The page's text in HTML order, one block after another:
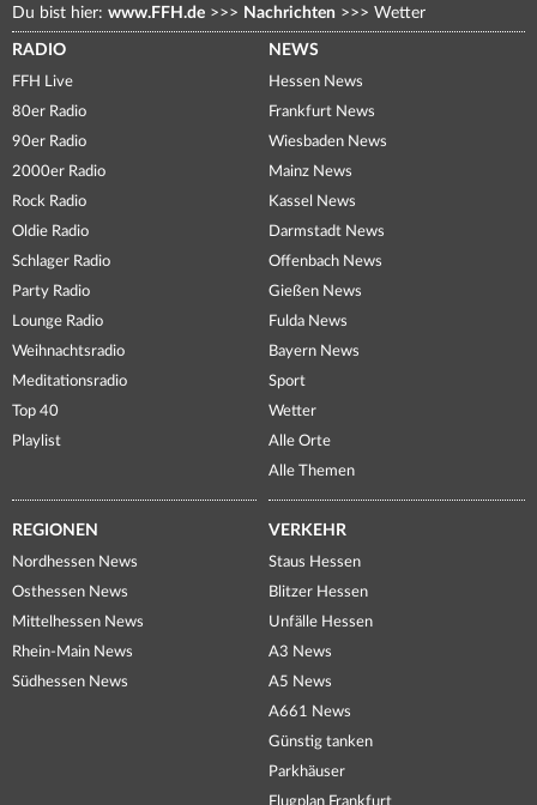
Du bist hier: www.FFH.de >>> Nachrichten >>> Wetter
RADIO
FFH Live
80er Radio
90er Radio
2000er Radio
Rock Radio
Oldie Radio
Schlager Radio
Party Radio
Lounge Radio
Weihnachtsradio
Meditationsradio
Top 40
Playlist
NEWS
Hessen News
Frankfurt News
Wiesbaden News
Mainz News
Kassel News
Darmstadt News
Offenbach News
Gießen News
Fulda News
Bayern News
Sport
Wetter
Alle Orte
Alle Themen
REGIONEN
Nordhessen News
Osthessen News
Mittelhessen News
Rhein-Main News
Südhessen News
VERKEHR
Staus Hessen
Blitzer Hessen
Unfälle Hessen
A3 News
A5 News
A661 News
Günstig tanken
Parkhäuser